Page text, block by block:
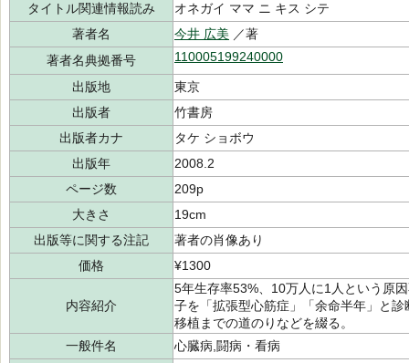
タイトル関連情報読み
オネガイ ママ ニ キス シテ
著者名
今井 広美 ／著
著者名典拠番号
110005199240000
出版地
東京
出版者
竹書房
出版者カナ
タケ ショボウ
出版年
2008.2
ページ数
209p
大きさ
19cm
出版等に関する注記
著者の肖像あり
価格
¥1300
内容紹介
5年生存率53%、10万人に1人という原
子を「拡張型心筋症」「余命半年」と
移植までの道のりなどを綴る。
一般件名
心臓病,闘病・看病